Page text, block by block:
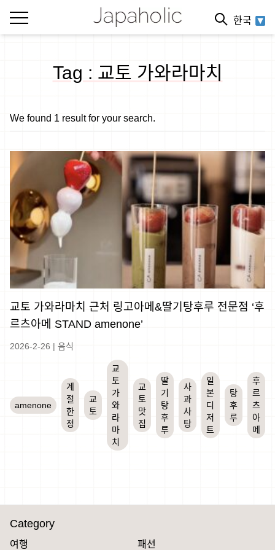
한국
Tag : 교토 가와라마치
We found 1 result for your search.
교토 가와라마치 근처 링고아메&딸기탕후루 전문점 ‘후
르츠아메 STAND amenone’
2026-2-26 | 음식
amenone
계
절
한
정
교
토
교
토
가
와
라
마
치
교
토
맛
집
딸
기
탕
후
루
사
과
사
탕
일
본
디
저
트
탕
후
루
후
르
츠
아
메
Category
여행 패션